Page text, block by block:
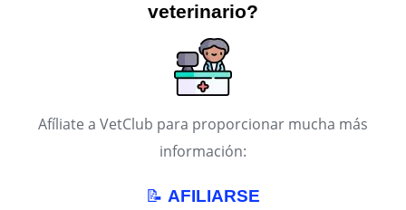
veterinario?
Afíliate a VetClub para proporcionar mucha más
información:
📝 AFILIARSE